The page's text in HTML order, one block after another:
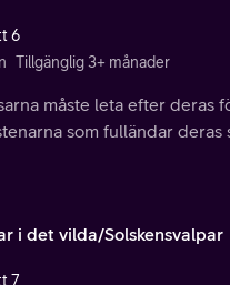
6
Tillgänglig 3+ månader
måste leta efter deras
som fulländar
i det vilda/Solskensvalpar
7